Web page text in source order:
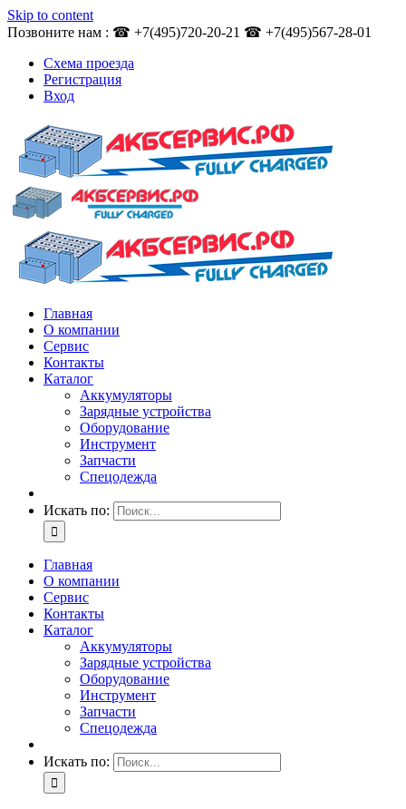
Skip to content
Позвоните нам : ☎ +7(495)720-20-21 ☎ +7(495)567-28-01
Схема проезда
Регистрация
Вход
Главная
О компании
Сервис
Контакты
Каталог
Аккумуляторы
Зарядные устройства
Оборудование
Инструмент
Запчасти
Спецодежда
Искать по:
Главная
О компании
Сервис
Контакты
Каталог
Аккумуляторы
Зарядные устройства
Оборудование
Инструмент
Запчасти
Спецодежда
Искать по: